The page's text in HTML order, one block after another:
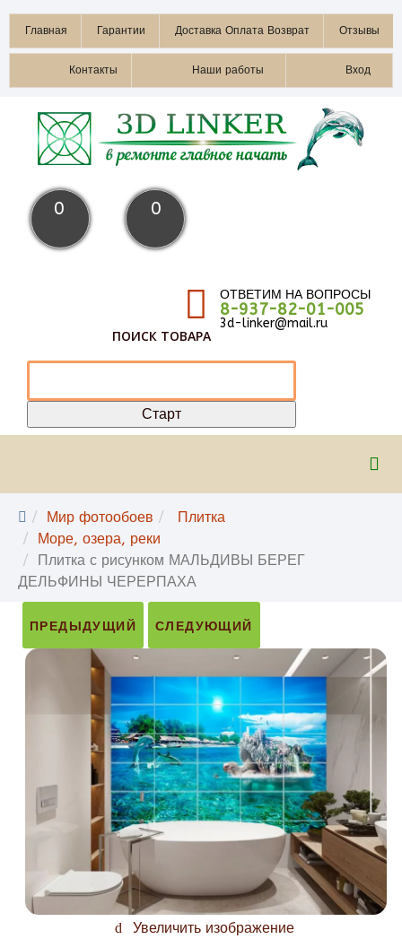
Главная Гарантии Доставка Оплата Возврат Отзывы
Контакты Наши работы Вход
0 0
ОТВЕТИМ НА ВОПРОСЫ
8-937-82-01-005
3d-linker@mail.ru
ПОИСК ТОВАРА
Мир фотообоев
Плитка
Море, озера, реки
Плитка с рисунком МАЛЬДИВЫ БЕРЕГ
ДЕЛЬФИНЫ ЧЕРЕРПАХА
ПРЕДЫДУЩИЙ СЛЕДУЮЩИЙ
Увеличить изображение